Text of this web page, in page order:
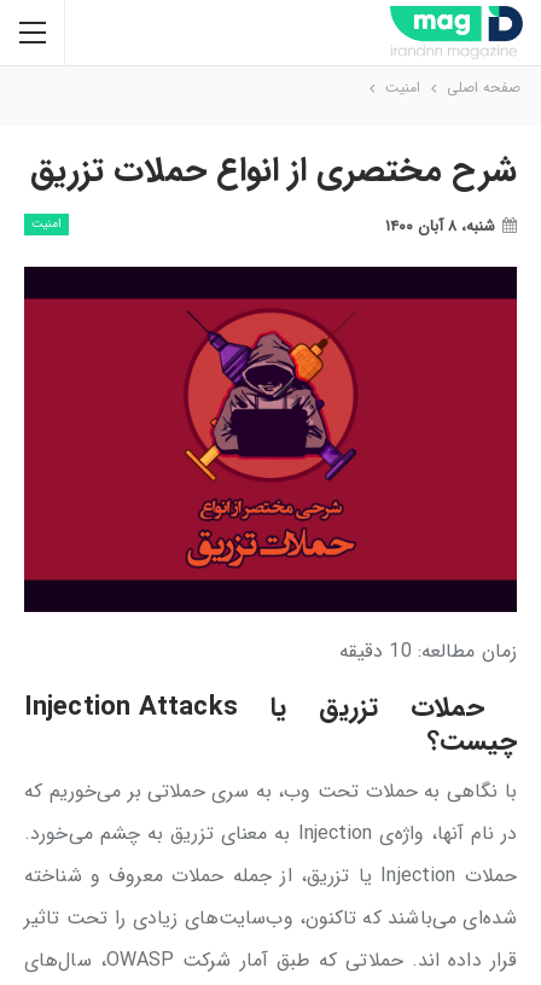
صفحه اصلی امنیت
شرح مختصری از انواع حملات تزریق
امنیت شنبه، ۸ آبان ۱۴۰۰
زمان مطالعه: 10 دقیقه
حملات تزریق یا Injection Attacks
چیست؟
با نگاهی به حملات تحت وب، به سری حملاتی بر می‌خوریم که
در نام آنها، واژه‌ی Injection به معنای تزریق به چشم می‌خورد.
حملات Injection یا تزریق، از جمله حملات معروف و شناخته
شده‌ای می‌باشند که تاکنون، وب‌سایت‌های زیادی را تحت تاثیر
قرار داده اند. حملاتی که طبق آمار شرکت OWASP، سال‌های